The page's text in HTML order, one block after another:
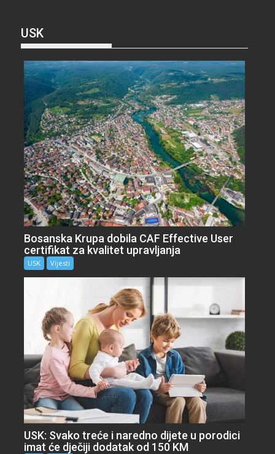
USK
Bosanska Krupa dobila CAF Effective User
certifikat za kvalitet upravljanja
USK Vijesti
USK: Svako treće i naredno dijete u porodici
imat će dječiji dodatak od 150 KM